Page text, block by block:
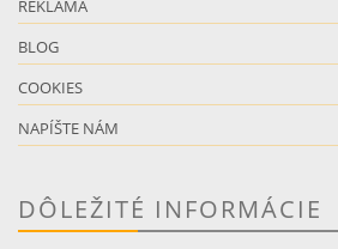
REKLAMA
BLOG
COOKIES
NAPÍŠTE NÁM
DÔLEŽITÉ INFORMÁCIE